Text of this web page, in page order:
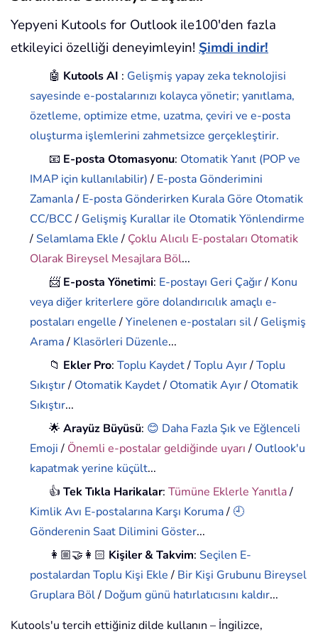
Yepyeni Kutools for Outlook ile100'den fazla
etkileyici özelliği deneyimleyin! Şimdi indir!
🤖 Kutools AI : Gelişmiş yapay zeka teknolojisi
sayesinde e-postalarınızı kolayca yönetir; yanıtlama,
özetleme, optimize etme, uzatma, çeviri ve e-posta
oluşturma işlemlerini zahmetsizce gerçekleştirir.
📧 E-posta Otomasyonu: Otomatik Yanıt (POP ve
IMAP için kullanılabilir)/ E-posta Gönderimini
Zamanla/ E-posta Gönderirken Kurala Göre Otomatik
CC/BCC/ Gelişmiş Kurallar ile Otomatik Yönlendirme
/ Selamlama Ekle/ Çoklu Alıcılı E-postaları Otomatik
Olarak Bireysel Mesajlara Böl...
📨 E-posta Yönetimi: E-postayı Geri Çağır/ Konu
veya diğer kriterlere göre dolandırıcılık amaçlı e-
postaları engelle/Yinelenen e-postaları sil/ Gelişmiş
Arama/ Klasörleri Düzenle...
📁 Ekler Pro:Toplu Kaydet/Toplu Ayır/Toplu
Sıkıştır/ Otomatik Kaydet/ Otomatik Ayır/ Otomatik
Sıkıştır...
🌟Arayüz Büyüsü: 😊 Daha Fazla Şık ve Eğlenceli
Emoji/ Önemli e-postalar geldiğinde uyarı/ Outlook'u
kapatmak yerine küçült...
👍Tek Tıkla Harikalar:Tümüne Eklerle Yanıtla/
Kimlik Avı E-postalarına Karşı Koruma/ 🕘
Gönderenin Saat Dilimini Göster...
👩🏼‍🤝‍👩🏻 Kişiler & Takvim: Seçilen E-
postalardan Toplu Kişi Ekle/ Bir Kişi Grubunu Bireysel
Gruplara Böl/ Doğum günü hatırlatıcısını kaldır...
Kutools'u tercih ettiğiniz dilde kullanın – İngilizce,